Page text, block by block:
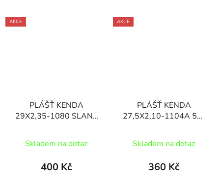
AKCE
PLÁŠŤ KENDA
29X2,35-1080 SLANT
Skladem na dotaz
400 Kč
AKCE
PLÁŠŤ KENDA
27,5X2,10-1104A 50-
Skladem na dotaz
360 Kč